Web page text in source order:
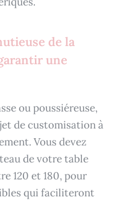
de la
une
ou poussiéreuse,
de customisation à
Vous devez
de votre table
120 et 180, pour
qui faciliteront